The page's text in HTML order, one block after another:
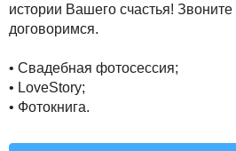
истории Вашего счастья!
договоримся.
• Свадебная фотосессия;
• LoveStory;
• Фотокнига.